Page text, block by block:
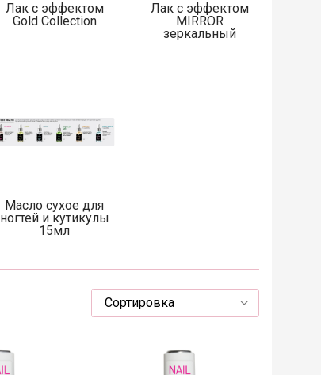
Лак с эффектом
Gold Collection
Лак с эффектом
MIRROR
зеркальный
Масло сухое для
ногтей и кутикулы
15мл